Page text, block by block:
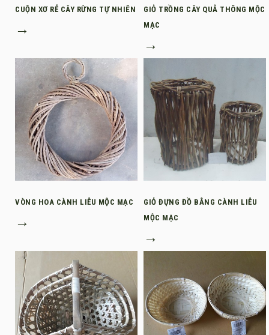
CUỘN XƠ RỄ CÂY RỪNG TỰ NHIÊN
→
GIỎ TRỒNG CÂY QUẢ THÔNG MỘC
MẠC
→
VÒNG HOA CÀNH LIỄU MỘC MẠC
→
GIỎ ĐỰNG ĐỒ BẰNG CÀNH LIỄU
MỘC MẠC
→